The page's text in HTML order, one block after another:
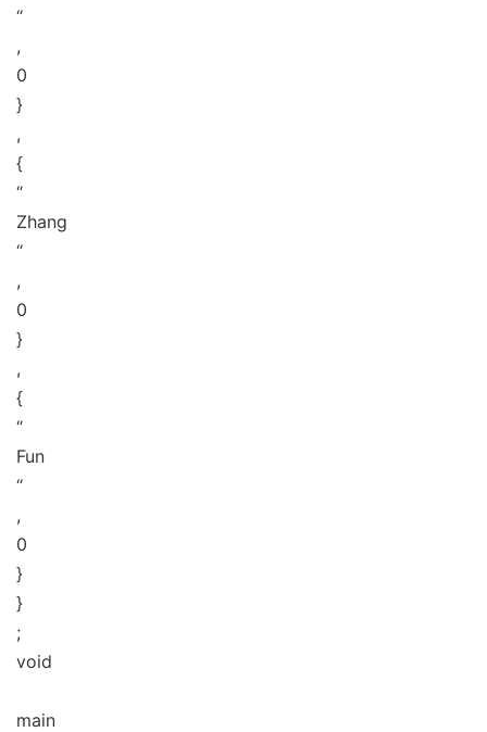
“
,
0
}
,
{
“
Zhang
“
,
0
}
,
{
“
Fun
“
,
0
}
}
;
void
main